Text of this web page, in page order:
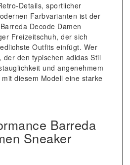
Details, sportlicher
Farbvarianten ist der
Decode Damen
Freizeitschuh, der sich
Outfits einfügt. Wer
der den typischen adidas Stil
und angenehmem
diesem Modell eine starke
Barreda
Sneaker